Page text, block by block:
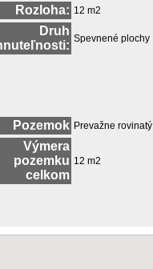
Rozloha: 12 m2
Druh
Spevnené plochy
Pozemok Prevažne rovinatý
Výmera
pozemku
celkom
12 m2